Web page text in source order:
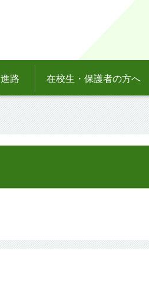
進路 在校生・保護者の方へ